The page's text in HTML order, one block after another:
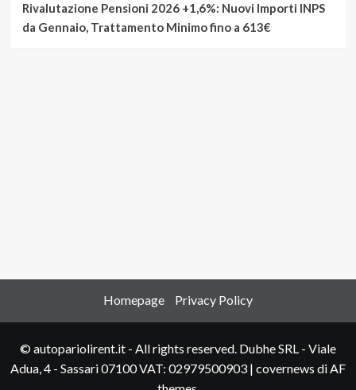
Rivalutazione Pensioni 2026 +1,6%: Nuovi Importi INPS
da Gennaio, Trattamento Minimo fino a 613€
Homepage Privacy Policy
© autopariolirent.it - All rights reserved. Dubhe SRL - Viale
Adua, 4 - Sassari 07100 VAT: 02979500903 | covernews di AF